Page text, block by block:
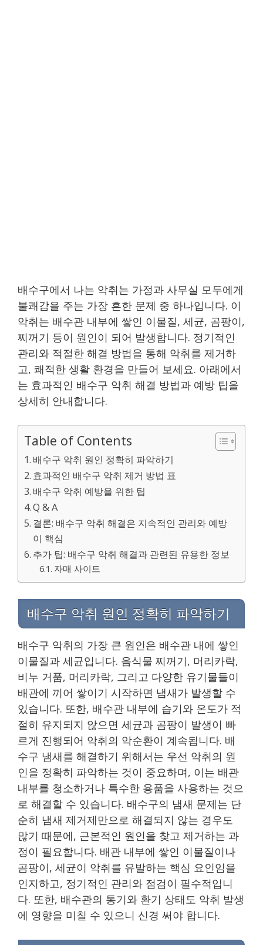
배수구에서 나는 악취는 가정과 사무실 모두에게
불쾌감을 주는 가장 흔한 문제 중 하나입니다. 이
악취는 배수관 내부에 쌓인 이물질, 세균, 곰팡이,
찌꺼기 등이 원인이 되어 발생합니다. 정기적인
관리와 적절한 해결 방법을 통해 악취를 제거하
고, 쾌적한 생활 환경을 만들어 보세요. 아래에서
는 효과적인 배수구 악취 해결 방법과 예방 팁을
상세히 안내합니다.
Table of Contents
배수구 악취 원인 정확히 파악하기
효과적인 배수구 악취 제거 방법 표
배수구 악취 예방을 위한 팁
Q & A
결론: 배수구 악취 해결은 지속적인 관리와 예방
이 핵심
추가 팁: 배수구 악취 해결과 관련된 유용한 정보
자매 사이트
배수구 악취 원인 정확히 파악하기
배수구 악취의 가장 큰 원인은 배수관 내에 쌓인
이물질과 세균입니다. 음식물 찌꺼기, 머리카락,
비누 거품, 머리카락, 그리고 다양한 유기물들이
배관에 끼어 쌓이기 시작하면 냄새가 발생할 수
있습니다. 또한, 배수관 내부에 습기와 온도가 적
절히 유지되지 않으면 세균과 곰팡이 발생이 빠
르게 진행되어 악취의 악순환이 계속됩니다. 배
수구 냄새를 해결하기 위해서는 우선 악취의 원
인을 정확히 파악하는 것이 중요하며, 이는 배관
내부를 청소하거나 특수한 용품을 사용하는 것으
로 해결할 수 있습니다. 배수구의 냄새 문제는 단
순히 냄새 제거제만으로 해결되지 않는 경우도
많기 때문에, 근본적인 원인을 찾고 제거하는 과
정이 필요합니다. 배관 내부에 쌓인 이물질이나
곰팡이, 세균이 악취를 유발하는 핵심 요인임을
인지하고, 정기적인 관리와 점검이 필수적입니
다. 또한, 배수관의 통기와 환기 상태도 악취 발생
에 영향을 미칠 수 있으니 신경 써야 합니다.